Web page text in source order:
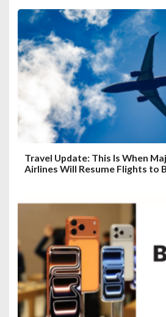
Travel Update: This Is When
Airlines Will Resume Flights to